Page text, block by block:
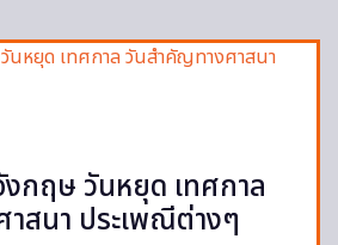
กฤษ วันหยุด เทศกาล
สนา ประเพณีต่างๆ